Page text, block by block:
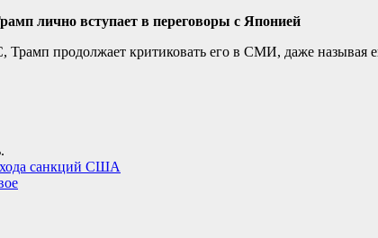
лично вступает в переговоры с Японией
Трамп продолжает критиковать его в СМИ, даже
санкций США